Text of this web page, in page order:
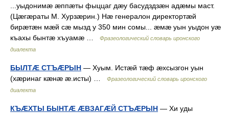
...уыдонимæ æппæты фыццаг дæу басудздзæн адæмы маст.
(Цæгæраты М. Хурзæрин.) Нæ генералон директортæй
бирæтæн мæй сæ мызд у 350 мин сомы... æмæ уын уыдон уæ
къахы бынтæ хъуамæ …
Фразеологический словарь иронского
диалекта
БЫЛТÆ СТЪÆРЫН — Хуым. Истæй тæф æхсызгон уын
(хæринаг кæнæ æ.исты) …
Фразеологический словарь иронского
диалекта
КЪÆХТЫ БЫНТÆ ÆВЗАГÆЙ СТЪÆРЫН — Хи уды